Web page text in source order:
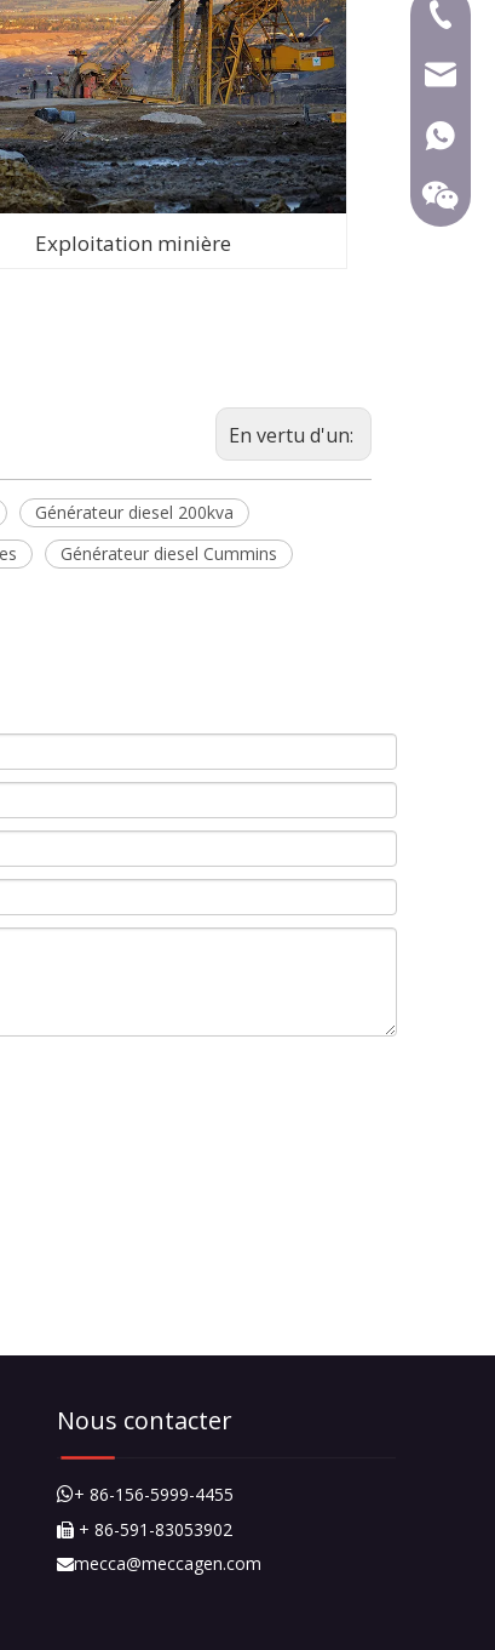
Exploitation minière
En vertu d'un:
Générateur diesel 200kva
Générateur diesel Cummins
+ 86-
+ 86-
Nous contacter
+ 86-156-5999-4455
 + 86-591-83053902
mecca@meccagen.com